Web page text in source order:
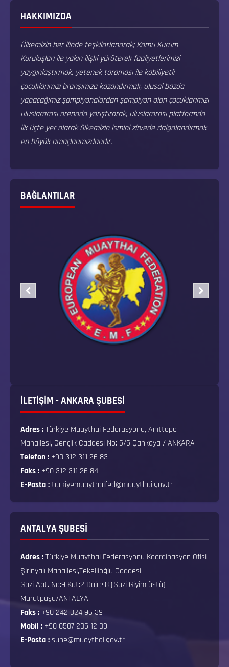
HAKKIMIZDA
Ülkemizin her ilinde teşkilatlanarak; Kamu Kurum
Kuruluşları ile yakın ilişki yürüterek faaliyetlerimizi
yaygınlaştırmak, yetenek taraması ile kabiliyetli
çocuklarımızı branşımıza kazandırmak, ulusal bazda
yapacağımız şampiyonalardan şampiyon olan çocuklarımızı
uluslararası arenada yarıştırarak, uluslararası platformda
ilk üçte yer alarak ülkemizin ismini zirvede dalgalandırmak
en büyük amaçlarımızdandır.
BAĞLANTILAR
İLETİŞİM - ANKARA ŞUBESİ
Adres :Türkiye Muaythai Federasyonu, Anıttepe
Mahallesi, Gençlik Caddesi No: 5/5 Çankaya / ANKARA
Telefon : +90 312 311 26 83
Faks : +90 312 311 26 84
E-Posta :turkiyemuaythaifed@muaythai.gov.tr
ANTALYA ŞUBESİ
Adres :Türkiye Muaythai Federasyonu Koordinasyon Ofisi
Şirinyalı Mahallesi,Tekellioğlu Caddesi,
Gazi Apt. No:9 Kat:2 Daire:8 (Suzi Giyim üstü)
Muratpaşa/ANTALYA
Faks : +90 242 324 96 39
Mobil : +90 0507 205 12 09
E-Posta :sube@muaythai.gov.tr